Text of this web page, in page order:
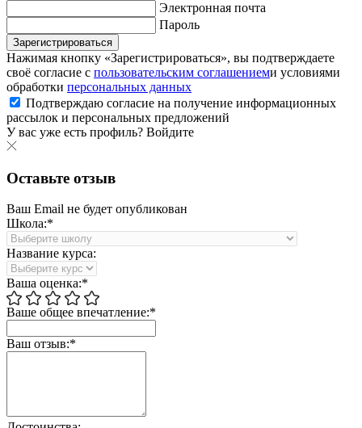
Электронная почта
Пароль
Зарегистрироваться
Нажимая кнопку «Зарегистрироваться», вы подтверждаете
своё согласие с пользовательским соглашениеми условиями
обработки персональных данных
Подтверждаю согласие на получение информационных
рассылок и персональных предложений
У вас уже есть профиль? Войдите
Оставьте отзыв
Ваш Email не будет опубликован
Школа:*
Название курса:
Ваша оценка:*
Ваше общее впечатление:*
Ваш отзыв:*